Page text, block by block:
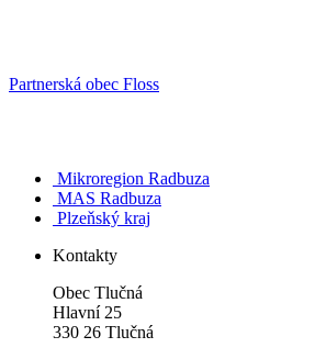
Partnerská obec Floss
Mikroregion Radbuza
MAS Radbuza
Plzeňský kraj
Kontakty
Obec Tlučná
Hlavní 25
330 26 Tlučná